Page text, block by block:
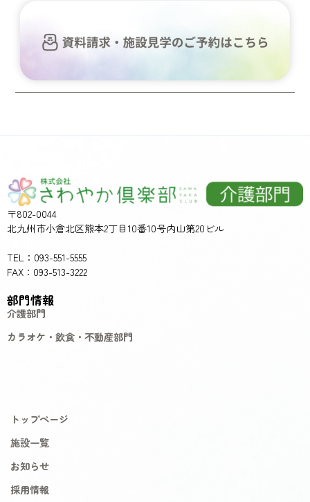
〒802-0044
北九州市小倉北区熊本2丁目10番10号内山第20ビル
TEL：093-551-5555
FAX：093-513-3222
部門情報
介護部門
カラオケ・飲食・不動産部門
トップページ
施設一覧
お知らせ
採用情報